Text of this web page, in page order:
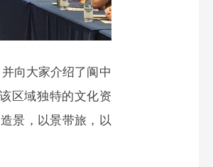
向大家介绍了阆中
区域独特的文化资
景，以景带旅，以